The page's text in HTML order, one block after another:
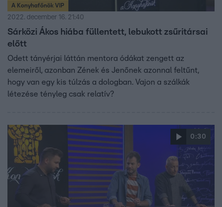
A Konyhafőnök VIP
2022. december 16. 21:40
Sárközi Ákos hiába füllentett, lebukott zsűritársai
előtt
Odett tányérjai láttán mentora ódákat zengett az
elemeiről, azonban Zének és Jenőnek azonnal feltűnt,
hogy van egy kis túlzás a dologban. Vajon a szálkák
létezése tényleg csak relatív?
0:30